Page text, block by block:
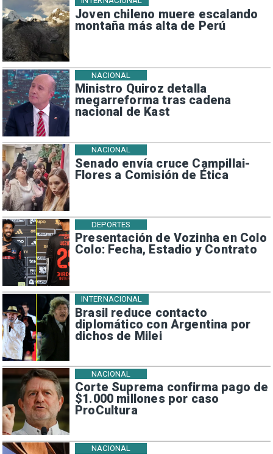
Joven chileno muere escalando
montaña más alta de Perú
Ministro Quiroz detalla
megarreforma tras cadena
nacional de Kast
NACIONAL
Senado envía cruce Campillai-
Flores a Comisión de Ética
NACIONAL
Presentación de Vozinha en Colo
Colo: Fecha, Estadio y Contrato
DEPORTES
Brasil reduce contacto
diplomático con Argentina por
dichos de Milei
INTERNACIONAL
Corte Suprema confirma pago de
$1.000 millones por caso
ProCultura
NACIONAL
NACIONAL